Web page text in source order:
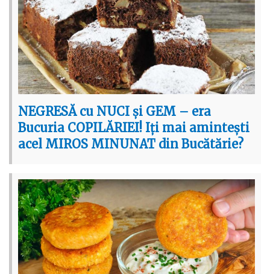
NEGRESĂ cu NUCI și GEM – era
Bucuria COPILĂRIEI! Iți mai amintești
acel MIROS MINUNAT din Bucătărie?